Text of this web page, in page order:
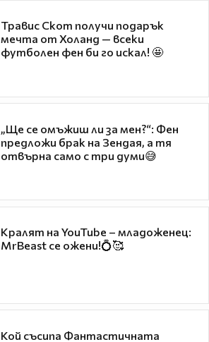
Травис Скот получи подарък
мечта от Холанд — всеки
футболен фен би го искал! 🤩
„Ще се омъжиш ли за мен?“: Фен
предложи брак на Зендая, а тя
отвърна само с три думи😅
Кралят на YouTube – младоженец:
MrBeast се ожени!💍🥰
Кой съсипа Фантастичната